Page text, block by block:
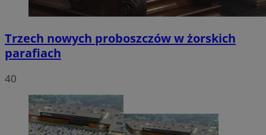
Trzech nowych proboszczów w żorskich
parafiach
40